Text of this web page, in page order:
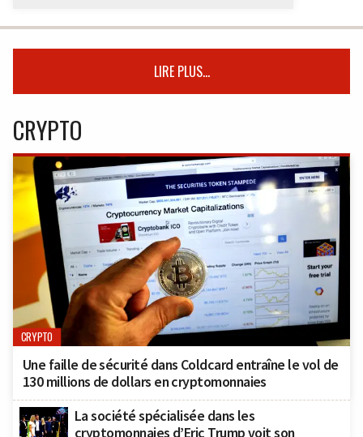
LIRE PLUS...
CRYPTO
CRYPTO
Une faille de sécurité dans Coldcard entraîne le vol de
130 millions de dollars en cryptomonnaies
La société spécialisée dans les
cryptomonnaies d’Eric Trump voit son